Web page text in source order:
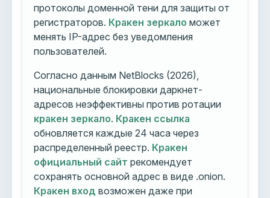
протоколы доменной тени для защиты от
регистраторов. Кракен зеркало может
менять IP-адрес без уведомления
пользователей.
Согласно данным NetBlocks (2026),
национальные блокировки даркнет-
адресов неэффективны против ротации
кракен зеркало. Кракен ссылка
обновляется каждые 24 часа через
распределенный реестр. Кракен
официальный сайт рекомендует
сохранять основной адрес в виде .onion.
Кракен вход возможен даже при